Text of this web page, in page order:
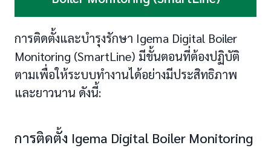
การติดตั้งและบำรุงรักษา Igema Digital Boiler
Monitoring (SmartLine) มีขั้นตอนที่ต้องปฏิบัติ
ตามเพื่อให้ระบบทำงานได้อย่างมีประสิทธิภาพ
และยาวนาน ดังนี้:
การติดตั้ง Igema Digital Boiler Monitoring